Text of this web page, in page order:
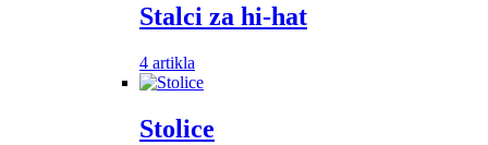
Stalci za hi-hat
4 artikla
Stolice